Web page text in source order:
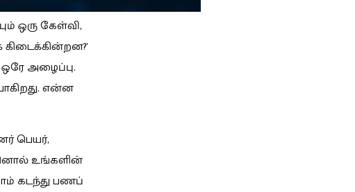
ஒரு கேள்வி,
அழைப்பு.
என்ன
பெயர்,
உங்களின்
கடந்து பணப்